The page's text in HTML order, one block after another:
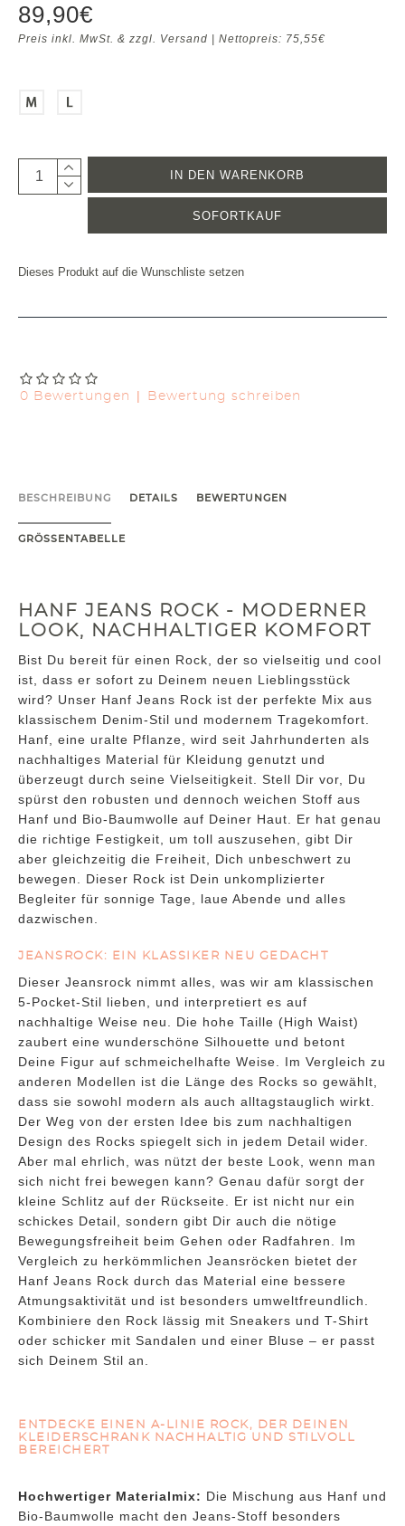
0 Bewertungen | Bewertung schreiben
89,90€
Preis inkl. MwSt. & zzgl. Versand | Nettopreis: 75,55€
IN DEN WARENKORB
SOFORTKAUF
Dieses Produkt auf die Wunschliste setzen
BESCHREIBUNG DETAILS BEWERTUNGEN
GRÖSSENTABELLE
HANF JEANS ROCK - MODERNER
LOOK, NACHHALTIGER KOMFORT
Bist Du bereit für einen Rock, der so vielseitig und cool
ist, dass er sofort zu Deinem neuen Lieblingsstück
wird? Unser Hanf Jeans Rock ist der perfekte Mix aus
klassischem Denim-Stil und modernem Tragekomfort.
Hanf, eine uralte Pflanze, wird seit Jahrhunderten als
nachhaltiges Material für Kleidung genutzt und
überzeugt durch seine Vielseitigkeit. Stell Dir vor, Du
spürst den robusten und dennoch weichen Stoff aus
Hanf und Bio-Baumwolle auf Deiner Haut. Er hat genau
die richtige Festigkeit, um toll auszusehen, gibt Dir
aber gleichzeitig die Freiheit, Dich unbeschwert zu
bewegen. Dieser Rock ist Dein unkomplizierter
Begleiter für sonnige Tage, laue Abende und alles
dazwischen.
JEANSROCK: EIN KLASSIKER NEU GEDACHT
Dieser Jeansrock nimmt alles, was wir am klassischen
5-Pocket-Stil lieben, und interpretiert es auf
nachhaltige Weise neu. Die hohe Taille (High Waist)
zaubert eine wunderschöne Silhouette und betont
Deine Figur auf schmeichelhafte Weise. Im Vergleich zu
anderen Modellen ist die Länge des Rocks so gewählt,
dass sie sowohl modern als auch alltagstauglich wirkt.
Der Weg von der ersten Idee bis zum nachhaltigen
Design des Rocks spiegelt sich in jedem Detail wider.
Aber mal ehrlich, was nützt der beste Look, wenn man
sich nicht frei bewegen kann? Genau dafür sorgt der
kleine Schlitz auf der Rückseite. Er ist nicht nur ein
schickes Detail, sondern gibt Dir auch die nötige
Bewegungsfreiheit beim Gehen oder Radfahren. Im
Vergleich zu herkömmlichen Jeansröcken bietet der
Hanf Jeans Rock durch das Material eine bessere
Atmungsaktivität und ist besonders umweltfreundlich.
Kombiniere den Rock lässig mit Sneakers und T-Shirt
oder schicker mit Sandalen und einer Bluse – er passt
sich Deinem Stil an.
ENTDECKE EINEN A-LINIE ROCK, DER DEINEN
KLEIDERSCHRANK NACHHALTIG UND STILVOLL
BEREICHERT
Hochwertiger Materialmix: Die Mischung aus Hanf und
Bio-Baumwolle macht den Jeans-Stoff besonders